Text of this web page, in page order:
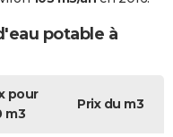
potable à
pour
m3
Prix du m3